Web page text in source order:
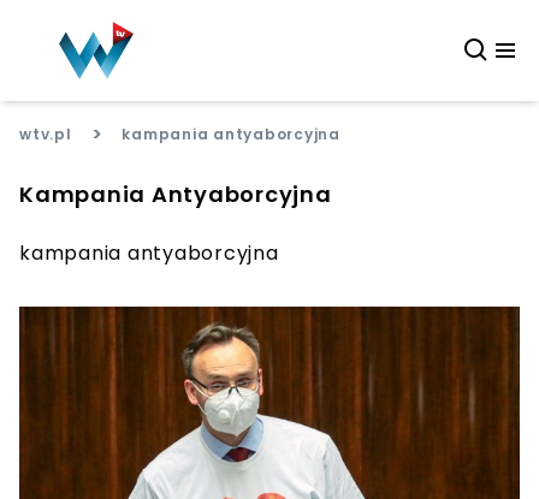
wtv.pl > kampania antyaborcyjna
Kampania Antyaborcyjna
kampania antyaborcyjna